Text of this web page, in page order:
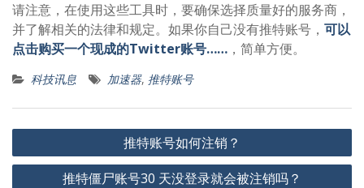
请注意，在使用这些工具时，要确保选择质量好的服务商，
并了解相关的法律和规定。如果你自己没有推特账号， 可以
点击购买一个现成的Twitter账号…… ，简单方便。
科技讯息 加速器, 推特账号
文
章
推特账号如何注销？
推特僵尸账号30 天没登录就会被注销吗？